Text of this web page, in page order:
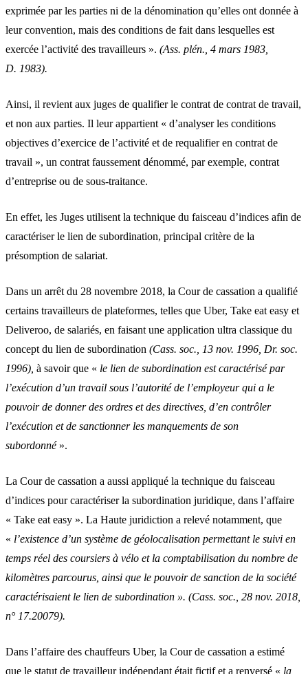
exprimée par les parties ni de la dénomination qu’elles ont donnée à
leur convention, mais des conditions de fait dans lesquelles est
exercée l’activité des travailleurs ». (Ass. plén., 4 mars 1983,
D. 1983).
Ainsi, il revient aux juges de qualifier le contrat de contrat de travail,
et non aux parties. Il leur appartient « d’analyser les conditions
objectives d’exercice de l’activité et de requalifier en contrat de
travail », un contrat faussement dénommé, par exemple, contrat
d’entreprise ou de sous-traitance.
En effet, les Juges utilisent la technique du faisceau d’indices afin de
caractériser le lien de subordination, principal critère de la
présomption de salariat.
Dans un arrêt du 28 novembre 2018, la Cour de cassation a qualifié
certains travailleurs de plateformes, telles que Uber, Take eat easy et
Deliveroo, de salariés, en faisant une application ultra classique du
concept du lien de subordination (Cass. soc., 13 nov. 1996, Dr. soc.
1996), à savoir que « le lien de subordination est caractérisé par
l’exécution d’un travail sous l’autorité de l’employeur qui a le
pouvoir de donner des ordres et des directives, d’en contrôler
l’exécution et de sanctionner les manquements de son
subordonné ».
La Cour de cassation a aussi appliqué la technique du faisceau
d’indices pour caractériser la subordination juridique, dans l’affaire
« Take eat easy ». La Haute juridiction a relevé notamment, que
« l’existence d’un système de géolocalisation permettant le suivi en
temps réel des coursiers à vélo et la comptabilisation du nombre de
kilomètres parcourus, ainsi que le pouvoir de sanction de la société
caractérisaient le lien de subordination ». (Cass. soc., 28 nov. 2018,
n° 17.20079).
Dans l’affaire des chauffeurs Uber, la Cour de cassation a estimé
que le statut de travailleur indépendant était fictif et a renversé « la